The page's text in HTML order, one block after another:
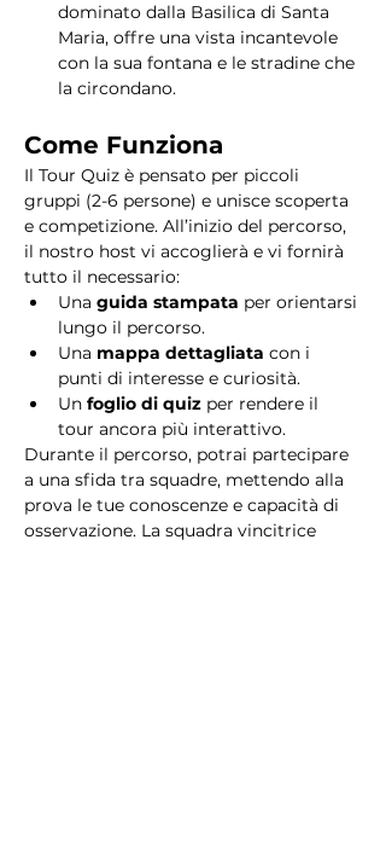
dominato dalla Basilica di Santa
Maria, offre una vista incantevole
con la sua fontana e le stradine che
la circondano.
Come Funziona
Il Tour Quiz è pensato per piccoli
gruppi (2-6 persone) e unisce scoperta
e competizione. All’inizio del percorso,
il nostro host vi accoglierà e vi fornirà
tutto il necessario:
Una guida stampata per orientarsi
lungo il percorso.
Una mappa dettagliata con i
punti di interesse e curiosità.
Un foglio di quiz per rendere il
tour ancora più interattivo.
Durante il percorso, potrai partecipare
a una sfida tra squadre, mettendo alla
prova le tue conoscenze e capacità di
osservazione. La squadra vincitrice